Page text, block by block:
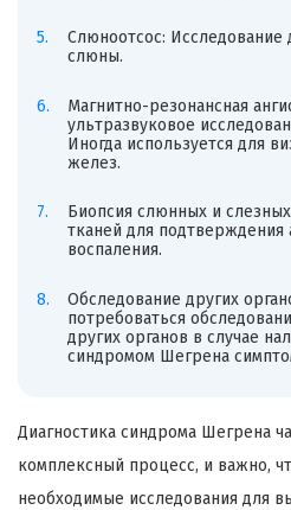
Слюноотсос: Исследование
слюны.
Магнитно-резонансная
ультразвуковое
Иногда используется для
желез.
Биопсия слюнных и
тканей для подтверждения
воспаления.
Обследование других
потребоваться
других органов в случае
синдромом Шегрена
Диагностика синдрома Шегрена
комплексный процесс, и важно,
необходимые исследования для